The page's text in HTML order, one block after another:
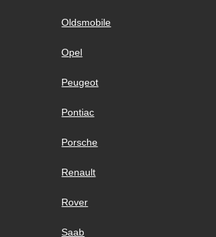
Oldsmobile
Opel
Peugeot
Pontiac
Porsche
Renault
Rover
Saab